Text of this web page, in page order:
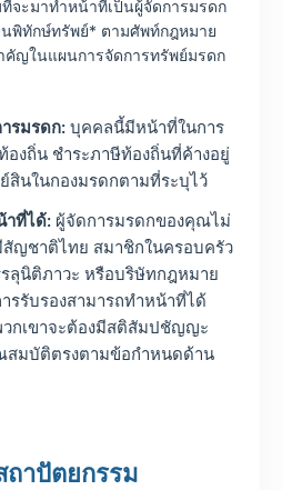
จะมาทำหน้าที่เป็นผู้จัดการมรดก
พิทักษ์ทรัพย์* ตามศัพท์กฎหมาย
คัญในแผนการจัดการทรัพย์มรดก
รมรดก: บุคคลนี้มีหน้าที่ในการ
องถิ่น ชำระภาษีท้องถิ่นที่ค้างอยู่
สินในกองมรดกตามที่ระบุไว้
าที่ได้: ผู้จัดการมรดกของคุณไม่
สัญชาติไทย สมาชิกในครอบครัว
ลุนิติภาวะ หรือบริษัทกฎหมาย
รรับรองสามารถทำหน้าที่ได้
วกเขาจะต้องมีสติสัมปชัญญะ
มบัติตรงตามข้อกำหนดด้าน
ถาปัตยกรรม